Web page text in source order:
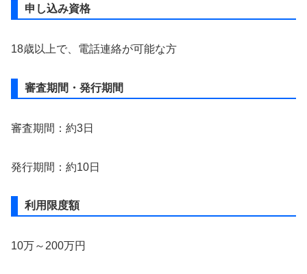
申し込み資格
18歳以上で、電話連絡が可能な方
審査期間・発行期間
審査期間：約3日
発行期間：約10日
利用限度額
10万～200万円